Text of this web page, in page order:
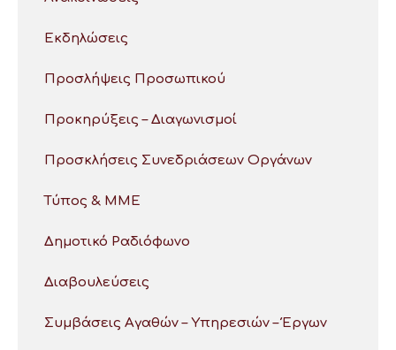
Εκδηλώσεις
Προσλήψεις Προσωπικού
Προκηρύξεις – Διαγωνισμοί
Προσκλήσεις Συνεδριάσεων Οργάνων
Τύπος & ΜΜΕ
Δημοτικό Ραδιόφωνο
Διαβουλεύσεις
Συμβάσεις Αγαθών – Υπηρεσιών – Έργων